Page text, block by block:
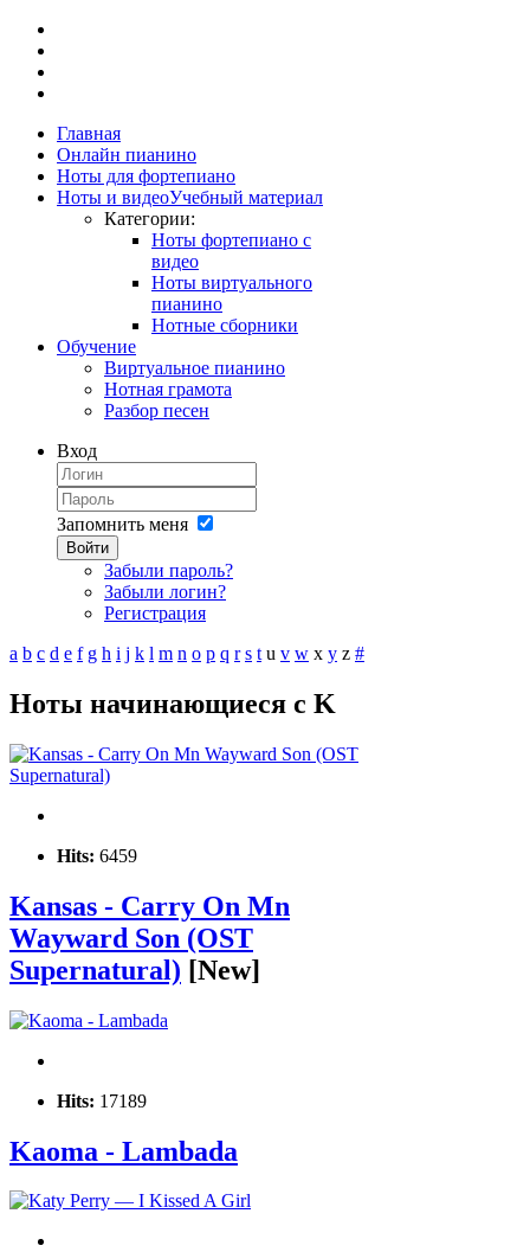
Главная
Онлайн пианино
Ноты для фортепиано
Ноты и видеоУчебный материал
Категории:
Ноты фортепиано с
видео
Ноты виртуального
пианино
Нотные сборники
Обучение
Виртуальное пианино
Нотная грамота
Разбор песен
Вход
Запомнить меня
Войти
Забыли пароль?
Забыли логин?
Регистрация
a b c d e f g h i j k l m n o p q r s t u v w x y z #
Ноты начинающиеся с K
Hits: 6459
Kansas - Carry On Mn
Wayward Son (OST
Supernatural) [New]
Hits: 17189
Kaoma - Lambada